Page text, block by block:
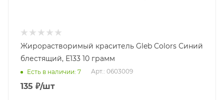
Жирорастворимый краситель Gleb Colors Синий
блестящий, Е133 10 грамм
Есть в наличии: 7 Арт.: 0603009
135 ₽/шт